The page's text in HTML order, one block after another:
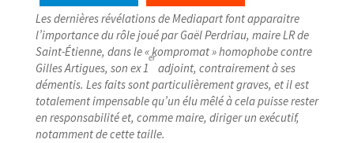
Les dernières révélations de Mediapart font apparaitre
l’importance du rôle joué par Gaël Perdriau, maire LR de
Saint-​Étienne, dans le « kompromat » homophobe contre
Gilles Artigues, son ex 1
er
adjoint, contrairement à ses
démentis. Les faits sont particulièrement graves, et il est
totalement impensable qu’un élu mêlé à cela puisse rester
en responsabilité et, comme maire, diriger un exécutif,
notamment de cette taille.